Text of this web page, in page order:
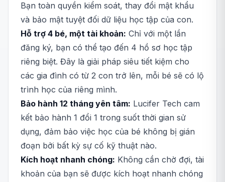
Bạn toàn quyền kiểm soát, thay đổi mật khẩu
và bảo mật tuyệt đối dữ liệu học tập của con.
Hỗ trợ 4 bé, một tài khoản: Chỉ với một lần
đăng ký, bạn có thể tạo đến 4 hồ sơ học tập
riêng biệt. Đây là giải pháp siêu tiết kiệm cho
các gia đình có từ 2 con trở lên, mỗi bé sẽ có lộ
trình học của riêng mình.
Bảo hành 12 tháng yên tâm: Lucifer Tech cam
kết bảo hành 1 đổi 1 trong suốt thời gian sử
dụng, đảm bảo việc học của bé không bị gián
đoạn bởi bất kỳ sự cố kỹ thuật nào.
Kích hoạt nhanh chóng: Không cần chờ đợi, tài
khoản của bạn sẽ được kích hoạt nhanh chóng